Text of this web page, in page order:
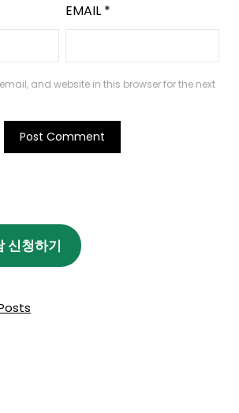
EMAIL *
and website in this browser for the next
신청하기